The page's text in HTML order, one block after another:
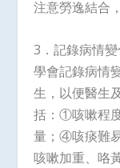
注意勞逸結合
3．記錄病情
學會記錄病情
生，以便醫生
括：①咳嗽程
量；④咳痰難
咳嗽加重、咯